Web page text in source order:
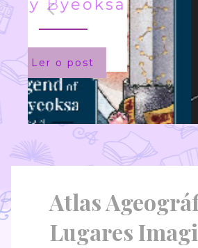
mesma
nesse
Ler o post
Atlas
Lugares